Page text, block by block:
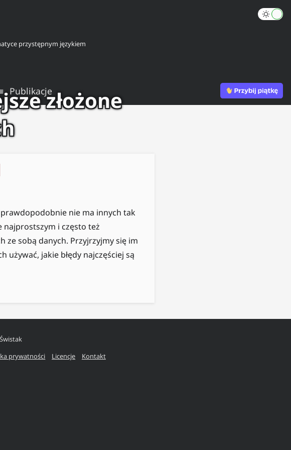
przystępnym językiem
Publikacjezłożone
nie ma innych tak
najprostszym i często też
ze sobą danych. Przyjrzyjmy się im
używać, jakie błędy najczęściej są
prywatności Licencje Kontakt